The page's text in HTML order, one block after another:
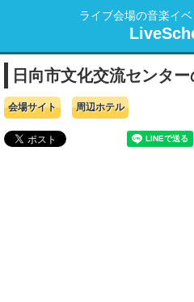
ライブ会場の音楽イ
日向市文化交流センタ
会場サイト 周辺ホテル